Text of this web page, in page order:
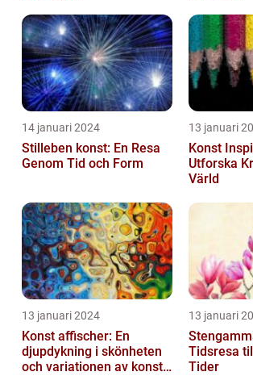
14 januari 2024
Stilleben konst: En Resa
Genom Tid och Form
13 januari
Konst
Utforska
Värld
13 januari 2024
Konst affischer: En
djupdykning i skönheten
och variationen av konst
13 januari
Tidsresa
Tider